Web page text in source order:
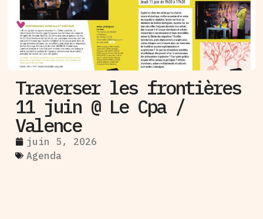
Traverser les frontières
11 juin @ Le Cpa /
Valence
juin 5, 2026
Agenda